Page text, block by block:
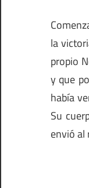
la
propio
y que
había
Su
envió al